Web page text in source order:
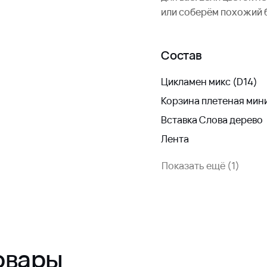
или соберём похожий
Состав
Цикламен микс (D14)
Корзина плетеная
Вставка Слова дерево
Лента
Показать ещё (1)